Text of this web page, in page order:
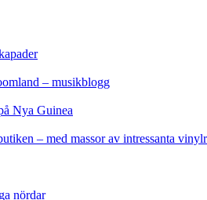
– musikblogg
Nya Guinea
– med massor av intressanta
nördar